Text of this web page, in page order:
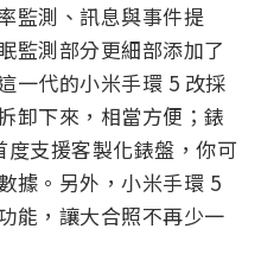
監測、訊息與事件提
監測部分更細部添加了
一代的小米手環 5 改採
卸下來，相當方便；錶
支援客製化錶盤，你可
據。另外，小米手環 5
能，讓大合照不再少一